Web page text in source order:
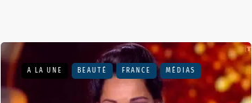
A LA UNE BEAUTÉ FRANCE MÉDIAS